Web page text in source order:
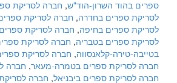
ספרים בהוד השרון-הוד"ש, חברה לסריקת
לסריקת ספרים בחדרה, חברה לסריקת
לסריקת ספרים בחיפה, חברה לסריקת
לסריקת ספרים בטבריה, חברה לסריקת
בטייבה-טירה-קלאנסווה, חברה לסריקת
חברה לסריקת ספרים בטמרה-מעאר, חברה
חברה לסריקת ספרים ביבניאל, חברה